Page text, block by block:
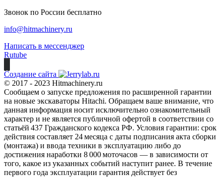
Звонок по России бесплатно
info@hitmachinery.ru
Написать в мессенджер
Rutube
Создание сайта
© 2017 - 2023 Hitmachinery.ru
Сообщаем о запуске предложения по расширенной гарантии
на новые экскаваторы Hitachi. Обращаем ваше внимание, что
данная информация носит исключительно ознакомительный
характер и не является публичной офертой в соответствии со
статьёй 437 Гражданского кодекса РФ. Условия гарантии: срок
действия составляет 24 месяца с даты подписания акта сборки
(монтажа) и ввода техники в эксплуатацию либо до
достижения наработки 8 000 моточасов — в зависимости от
того, какое из указанных событий наступит ранее. В течение
первого года эксплуатации гарантия действует без